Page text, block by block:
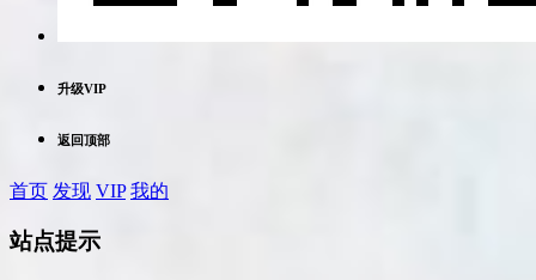
升级VIP
返回顶部
首页 发现 VIP 我的
站点提示